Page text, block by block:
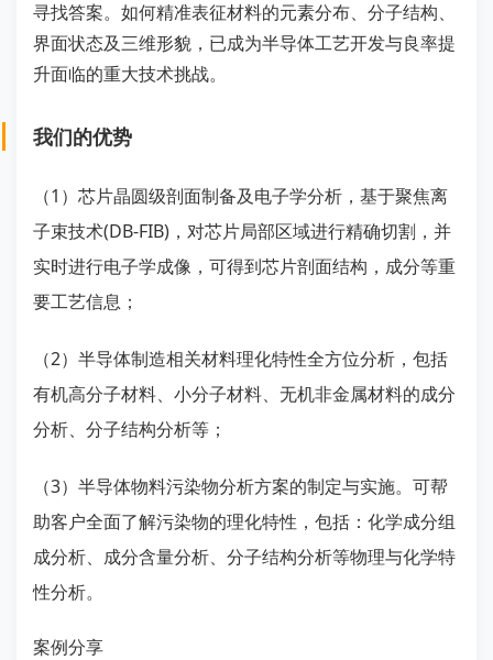
寻找答案。如何精准表征材料的元素分布、分子结构、
界面状态及三维形貌，已成为半导体工艺开发与良率提
升面临的重大技术挑战。
我们的优势
（1）芯片晶圆级剖面制备及电子学分析，基于聚焦离
子束技术(DB-FIB)，对芯片局部区域进行精确切割，并
实时进行电子学成像，可得到芯片剖面结构，成分等重
要工艺信息；
（2）半导体制造相关材料理化特性全方位分析，包括
有机高分子材料、小分子材料、无机非⾦属材料的成分
分析、分子结构分析等；
（3）半导体物料污染物分析方案的制定与实施。可帮
助客户全面了解污染物的理化特性，包括：化学成分组
成分析、成分含量分析、分子结构分析等物理与化学特
性分析。
案例分享